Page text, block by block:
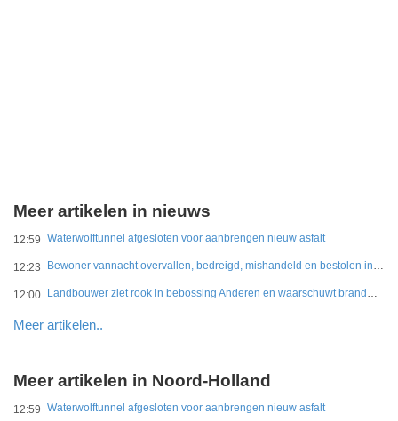
Meer artikelen in nieuws
12:59 Waterwolftunnel afgesloten voor aanbrengen nieuw asfalt
12:23 Bewoner vannacht overvallen, bedreigd, mishandeld en bestolen in Leidschendam
12:00 Landbouwer ziet rook in bebossing Anderen en waarschuwt brandweer
Meer artikelen..
Meer artikelen in Noord-Holland
12:59 Waterwolftunnel afgesloten voor aanbrengen nieuw asfalt